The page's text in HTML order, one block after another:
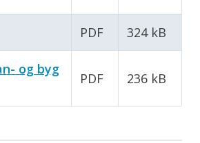
PDF 324 kB
og byg
PDF 236 kB